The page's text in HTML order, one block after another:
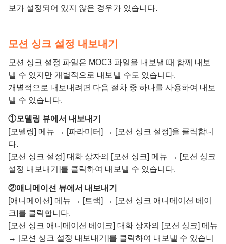
보가 설정되어 있지 않은 경우가 있습니다.
모션 싱크 설정 내보내기
모션 싱크 설정 파일은 MOC3 파일을 내보낼 때 함께 내보
낼 수 있지만 개별적으로 내보낼 수도 있습니다.
개별적으로 내보내려면 다음 절차 중 하나를 사용하여 내보
낼 수 있습니다.
①모델링 뷰에서 내보내기
[모델링] 메뉴 → [파라미터] → [모션 싱크 설정]을 클릭합니
다.
[모션 싱크 설정] 대화 상자의 [모션 싱크] 메뉴 → [모션 싱크
설정 내보내기]를 클릭하여 내보낼 수 있습니다.
②애니메이션 뷰에서 내보내기
[애니메이션] 메뉴 → [트랙] → [모션 싱크 애니메이션 베이
크]를 클릭합니다.
[모션 싱크 애니메이션 베이크] 대화 상자의 [모션 싱크] 메뉴
→ [모션 싱크 설정 내보내기]를 클릭하여 내보낼 수 있습니